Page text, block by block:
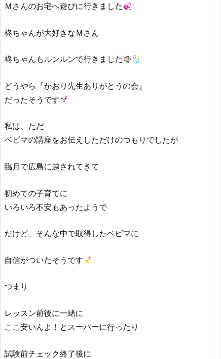
Ｍさんのお宅へ遊びに行きました
柊ちゃんが大好きなＭさん
柊ちゃんもルンルンで行きました
どうやら『かおり先生ありがとうの会』
だったそうです
私は、ただ
ベビマの講座をお伝えしただけのつもりでしたが
臨月で広島に越されてきて
初めての子育てに
いろいろ不安もあったようで
だけど、そんな中で取得したベビマに
自信がついたそうです
つまり
レッスン前後に一緒に
ここ安いんよ！とスーパーに行ったり
試験前チェック終了後に